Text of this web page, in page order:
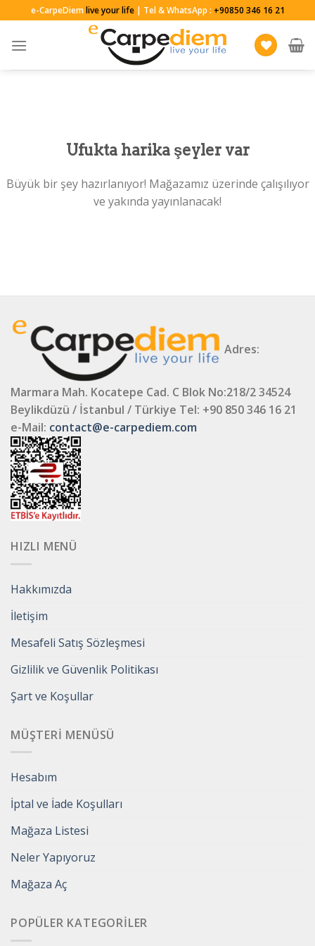
to
content
e-CarpeDiemlive your life| Tel & WhatsApp : +90850 346 16 21
Ufukta harika şeyler var
Büyük bir şey hazırlanıyor! Mağazamız üzerinde çalışılıyor
ve yakında yayınlanacak!
Adres:
Marmara Mah. Kocatepe Cad. C Blok No:218/2 34524
Beylikdüzü / İstanbul / Türkiye Tel: +90 850 346 16 21
e-Mail: contact@e-carpediem.com
HIZLI MENÜ
Hakkımızda
İletişim
Mesafeli Satış Sözleşmesi
Gizlilik ve Güvenlik Politikası
Şart ve Koşullar
MÜŞTERI MENÜSÜ
Hesabım
İptal ve İade Koşulları
Mağaza Listesi
Neler Yapıyoruz
Mağaza Aç
POPÜLER KATEGORILER